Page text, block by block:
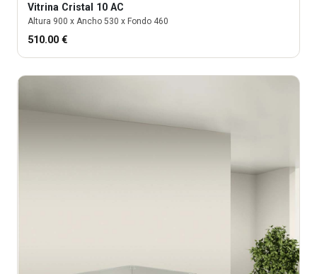
Vitrina Cristal 10 AC
Altura 900 x Ancho 530 x Fondo 460
510.00 €